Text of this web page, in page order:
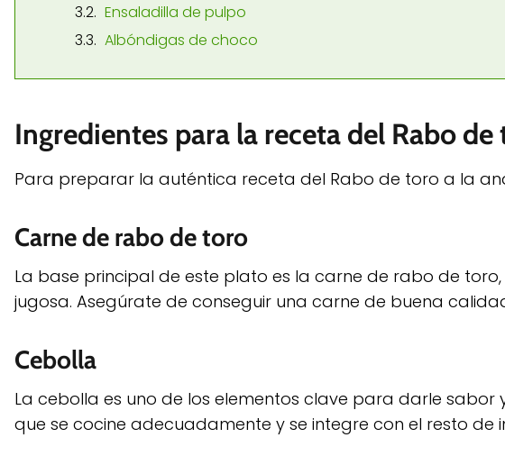
Ensaladilla de pulpo
Albóndigas de choco
Ingredientes para la receta del Rabo
Para preparar la auténtica receta del Rabo de toro a la
Carne de rabo de toro
La base principal de este plato es la carne de rabo de
jugosa. Asegúrate de conseguir una carne de buena
Cebolla
La cebolla es uno de los elementos clave para darle
que se cocine adecuadamente y se integre con el resto de